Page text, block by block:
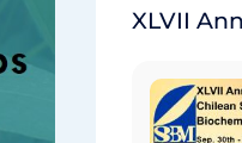
XLVII